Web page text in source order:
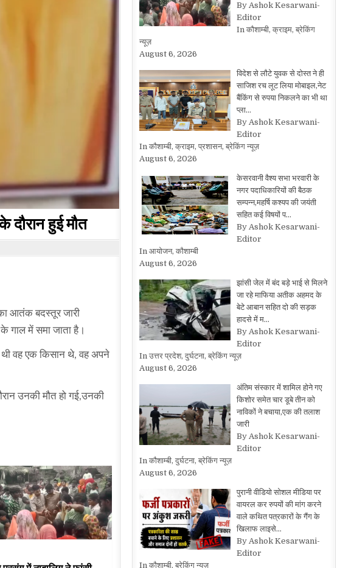
हुई मौत
आतंक बदस्तूर जारी
गाल में समा जाता है।
थी वह एक किसान थे, वह अपने
उनकी मौत हो गई,उनकी
By Ashok Kesarwani-
Editor
In कौशाम्बी, क्राइम, ब्रेकिंग
न्यूज़
August 6, 2026
विदेश से लौटे युवक से दोस्त ने ही
साजिश रच लूट लिया मोबाइल,नेट
बैंकिंग से रुपया निकलने का भी था
प्ला…
By Ashok Kesarwani-
Editor
In कौशाम्बी, क्राइम, प्रशासन, ब्रेकिंग न्यूज़
August 6, 2026
केसरवानी वैश्य सभा भरवारी के
नगर पदाधिकारियों की बैठक
सम्पन्न,महर्षि कश्यप की जयंती
सहित कई विषयों प…
By Ashok Kesarwani-
Editor
In आयोजन, कौशाम्बी
August 6, 2026
झांसी जेल में बंद बड़े भाई से मिलने
जा रहे माफिया अतीक अहमद के
बेटे आबान सहित दो की सड़क
हादसे में म…
By Ashok Kesarwani-
Editor
In उत्तर प्रदेश, दुर्घटना, ब्रेकिंग न्यूज़
August 6, 2026
अंतिम संस्कार में शामिल होने गए
किशोर समेत चार डूबे तीन को
नाविकों ने बचाया,एक की तलाश
जारी
By Ashok Kesarwani-
Editor
In कौशाम्बी, दुर्घटना, ब्रेकिंग न्यूज़
August 6, 2026
पुरानी वीडियो सोशल मीडिया पर
वायरल कर रुपयों की मांग करने
वाले कथित पत्रकारों के गैंग के
खिलाफ लाइसे…
By Ashok Kesarwani-
Editor
In कौशाम्बी, ब्रेकिंग न्यूज़